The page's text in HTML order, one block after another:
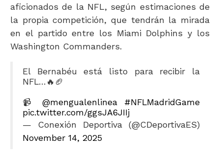
aficionados de la NFL, según estimaciones de
la propia competición, que tendrán la mirada
en el partido entre los Miami Dolphins y los
Washington Commanders.
El Bernabéu está listo para recibir la
NFL…🔥🏈
📹 @mengualenlinea
#NFLMadridGame
pic.twitter.com/ggsJA6JIIj
— Conexión Deportiva (@CDeportivaES)
November 14, 2025